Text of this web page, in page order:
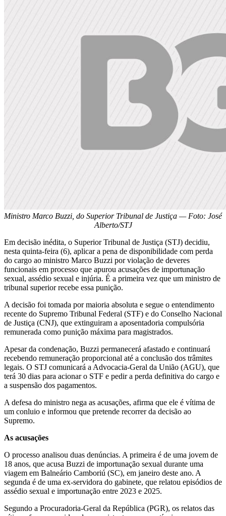
Ministro Marco Buzzi, do Superior Tribunal de Justiça — Foto: José
Alberto/STJ
Em decisão inédita, o Superior Tribunal de Justiça (STJ) decidiu,
nesta quinta-feira (6), aplicar a pena de disponibilidade com perda
do cargo ao ministro Marco Buzzi por violação de deveres
funcionais em processo que apurou acusações de importunação
sexual, assédio sexual e injúria. É a primeira vez que um ministro de
tribunal superior recebe essa punição.
A decisão foi tomada por maioria absoluta e segue o entendimento
recente do Supremo Tribunal Federal (STF) e do Conselho Nacional
de Justiça (CNJ), que extinguiram a aposentadoria compulsória
remunerada como punição máxima para magistrados.
Apesar da condenação, Buzzi permanecerá afastado e continuará
recebendo remuneração proporcional até a conclusão dos trâmites
legais. O STJ comunicará a Advocacia-Geral da União (AGU), que
terá 30 dias para acionar o STF e pedir a perda definitiva do cargo e
a suspensão dos pagamentos.
A defesa do ministro nega as acusações, afirma que ele é vítima de
um conluio e informou que pretende recorrer da decisão ao
Supremo.
As acusações
O processo analisou duas denúncias. A primeira é de uma jovem de
18 anos, que acusa Buzzi de importunação sexual durante uma
viagem em Balneário Camboriú (SC), em janeiro deste ano. A
segunda é de uma ex-servidora do gabinete, que relatou episódios de
assédio sexual e importunação entre 2023 e 2025.
Segundo a Procuradoria-Geral da República (PGR), os relatos das